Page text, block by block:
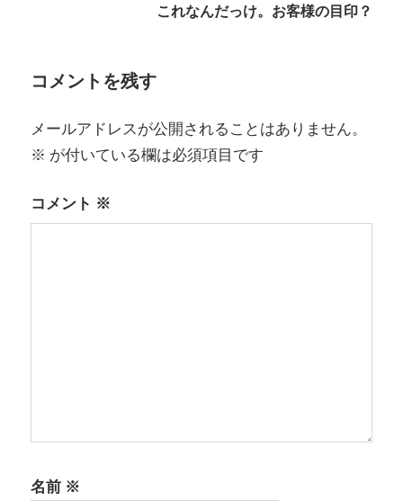
ゲ
ー
シ
ン
これなんだっけ。お客様の目印？
コメントを残す
メールアドレスが公開されることはありません。
※ が付いている欄は必須項目です
コメント ※
名前 ※